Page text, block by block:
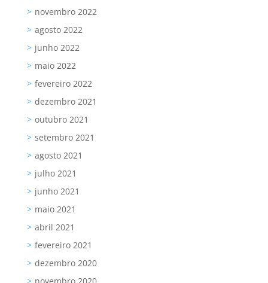
novembro 2022
agosto 2022
junho 2022
maio 2022
fevereiro 2022
dezembro 2021
outubro 2021
setembro 2021
agosto 2021
julho 2021
junho 2021
maio 2021
abril 2021
fevereiro 2021
dezembro 2020
novembro 2020